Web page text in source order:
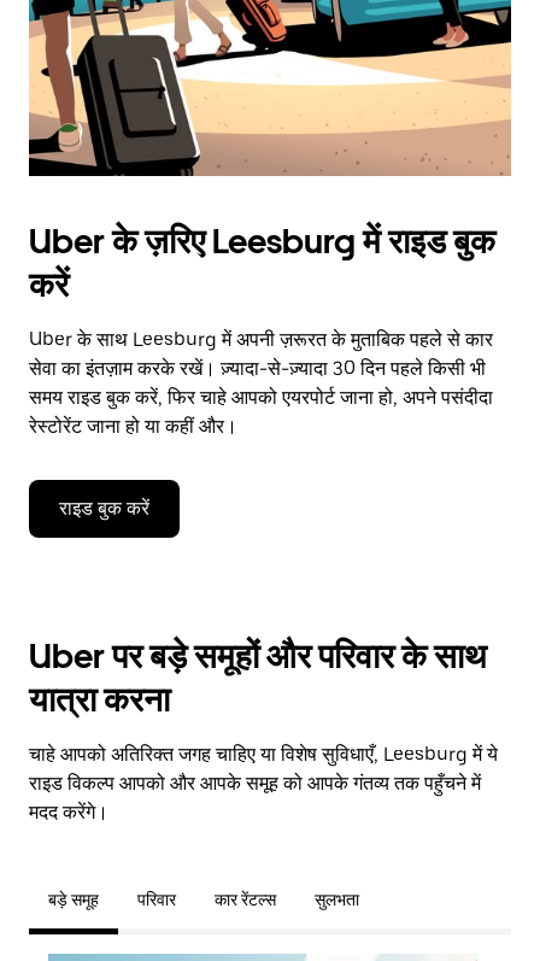
Uber के ज़रिए Leesburg में राइड बुक
करें
Uber के साथ Leesburg में अपनी ज़रूरत के मुताबिक पहले से कार
सेवा का इंतज़ाम करके रखें। ज़्यादा-से-ज़्यादा 30 दिन पहले किसी भी
समय राइड बुक करें, फिर चाहे आपको एयरपोर्ट जाना हो, अपने पसंदीदा
रेस्टोरेंट जाना हो या कहीं और।
राइड बुक करें
Uber पर बड़े समूहों और परिवार के साथ
यात्रा करना
चाहे आपको अतिरिक्त जगह चाहिए या विशेष सुविधाएँ, Leesburg में ये
राइड विकल्प आपको और आपके समूह को आपके गंतव्य तक पहुँचने में
मदद करेंगे।
बड़े समूह परिवार कार रेंटल्स सुलभता